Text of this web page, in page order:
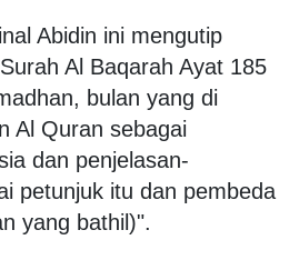
Abidin ini mengutip
Al Baqarah Ayat 185
bulan yang di
Al Quran sebagai
dan penjelasan-
petunjuk itu dan pembeda
yang bathil)".